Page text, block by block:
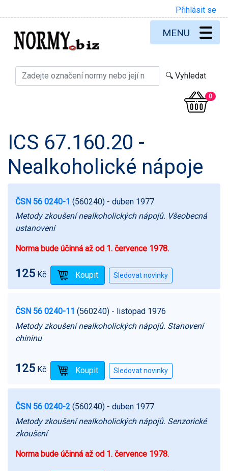
Přihlásit se
0
MENU
ICS 67.160.20 -
Nealkoholické nápoje
ČSN 56 0240-1 (560240) - duben 1977
Metody zkoušení nealkoholických nápojů. Všeobecná
ustanovení
Norma bude účinná až od 1. července 1978.
125 Kč
ČSN 56 0240-11 (560240) - listopad 1976
Metody zkoušení nealkoholických nápojů. Stanovení
chininu
125 Kč
ČSN 56 0240-2 (560240) - duben 1977
Metody zkoušení nealkoholických nápojů. Senzorické
zkoušení
Norma bude účinná až od 1. července 1978.